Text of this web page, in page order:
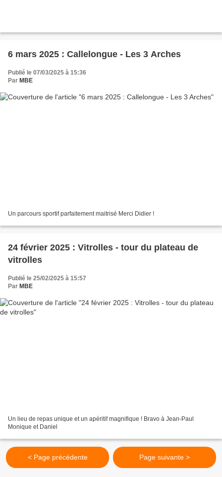
6 mars 2025 : Callelongue - Les 3 Arches
Publié le 07/03/2025 à 15:36
Par MBE
Un parcours sportif parfaitement maitrisé Merci Didier !
24 février 2025 : Vitrolles - tour du plateau de
vitrolles
Publié le 25/02/2025 à 15:57
Par MBE
Un lieu de repas unique et un apéritif magnifique ! Bravo à Jean-Paul
Monique et Daniel
< Page précédente Page suivante >